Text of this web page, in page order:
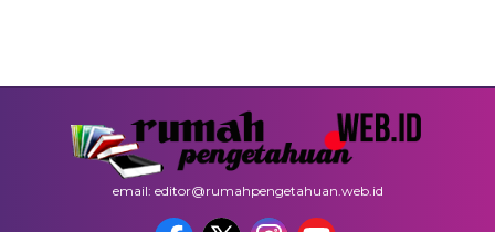
email: editor@rumahpengetahuan.web.id